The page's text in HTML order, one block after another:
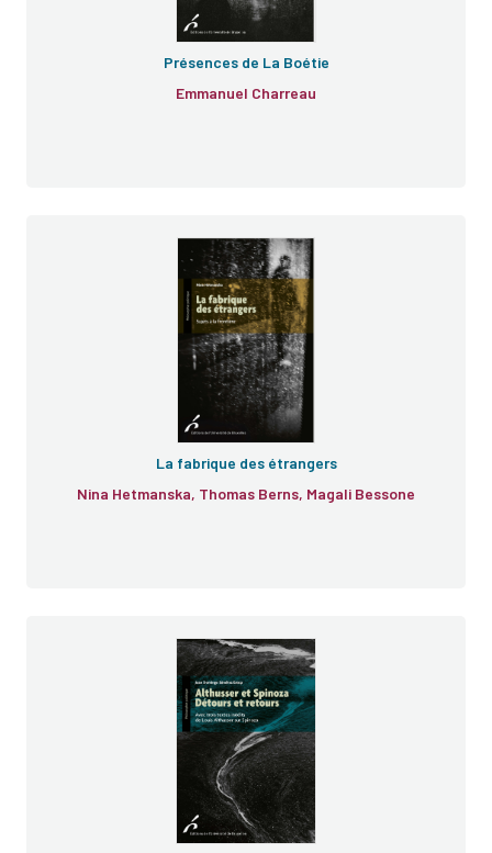
Présences de La Boétie
Emmanuel Charreau
La fabrique des étrangers
Nina Hetmanska, Thomas Berns, Magali Bessone